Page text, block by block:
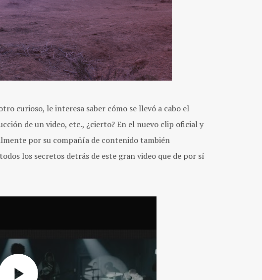
curioso, le interesa saber cómo se llevó a cabo el
de un video, etc., ¿cierto? En el nuevo clip oficial y
por su compañía de contenido también
los secretos detrás de este gran video que de por sí